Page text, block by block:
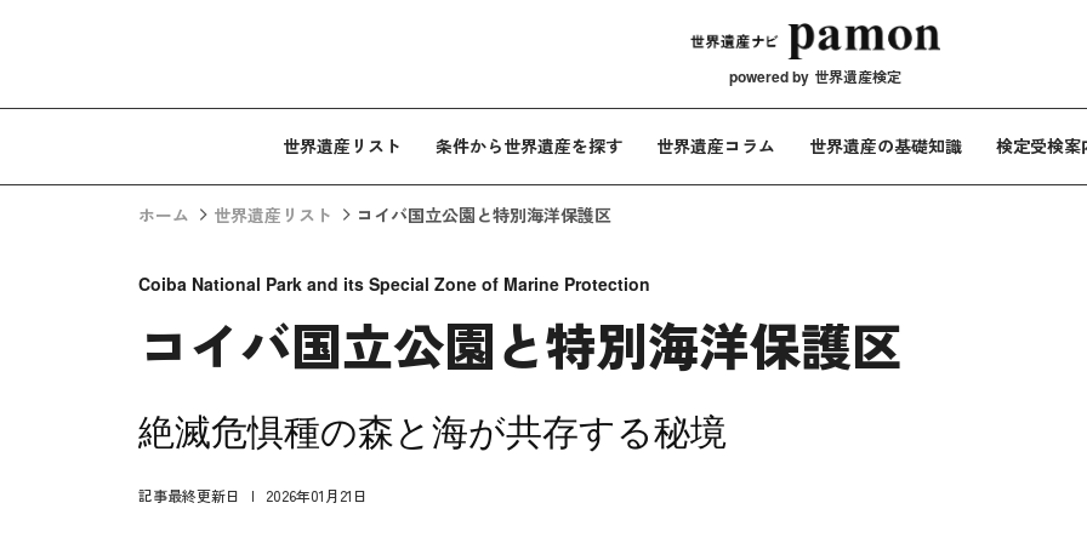
メインナビゲ
powered by 世界遺産検定
世界遺産リスト 条件から世界遺産を探す 世界遺産コラム 世界遺産の基礎知識 検定受検案
ホーム 世界遺産リスト コイバ国立公園と特別海洋保護区
Coiba National Park and its Special Zone of Marine Protection
コイバ国立公園と特別海洋保護区
絶滅危惧種の森と海が共存する秘境
記事最終更新日 2026年01月21日